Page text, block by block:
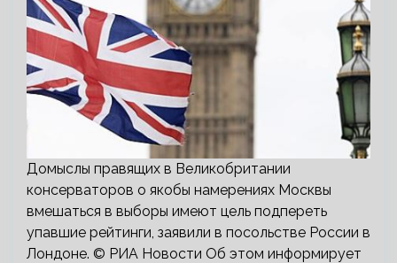
Домыслы правящих в Великобритании
консерваторов о якобы намерениях Москвы
вмешаться в выборы имеют цель подпереть
упавшие рейтинги, заявили в посольстве России в
Лондоне. © РИА Новости Об этом информирует